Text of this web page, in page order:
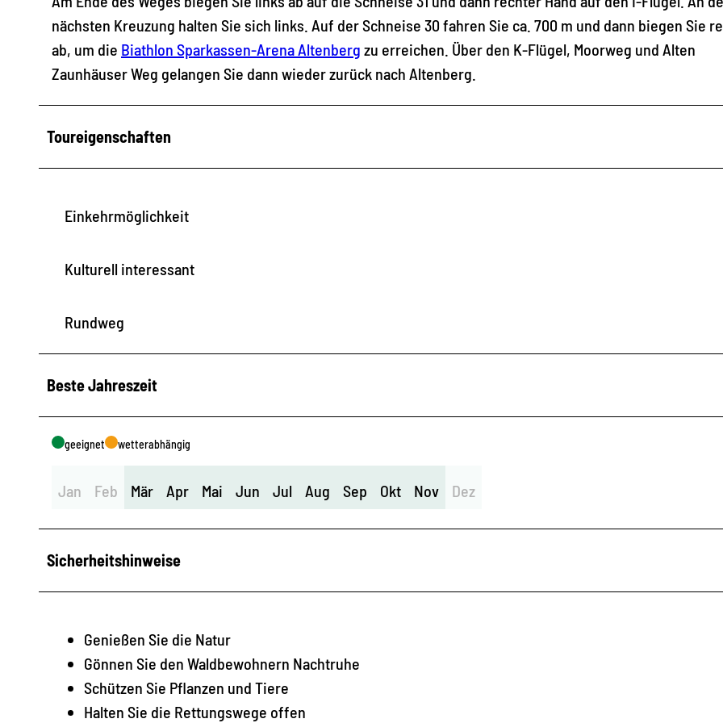
nächsten Kreuzung halten Sie sich links. Auf der Schneise 30 fahren Sie ca. 700 m und dann biegen Sie
ab, um die Biathlon Sparkassen-Arena Altenberg zu erreichen. Über den K-Flügel, Moorweg und Alten
Zaunhäuser Weg gelangen Sie dann wieder zurück nach Altenberg.
Toureigenschaften
Einkehrmöglichkeit
Kulturell interessant
Rundweg
Beste Jahreszeit
geeignet wetterabhängig
Jan Feb Mär Apr Mai Jun Jul Aug Sep Okt Nov Dez
Sicherheitshinweise
Genießen Sie die Natur
Gönnen Sie den Waldbewohnern Nachtruhe
Schützen Sie Pflanzen und Tiere
Halten Sie die Rettungswege offen